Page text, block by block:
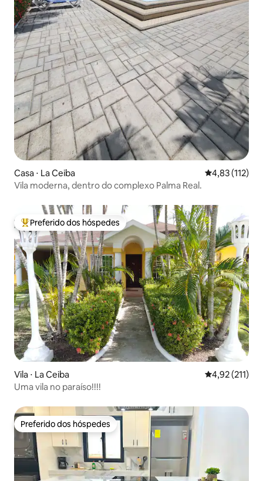
Casa ⋅ La Ceiba 4,83 de uma
4,83 (112)
Vila moderna, dentro do complexo Palma Real.
Entre os melhores preferidos dos hóspedes
Preferido dos hóspedes
Vila ⋅ La Ceiba 4,92 de uma
4,92 (211)
Uma vila no paraíso!!!!
Preferido dos hóspedes
Preferido dos hóspedes